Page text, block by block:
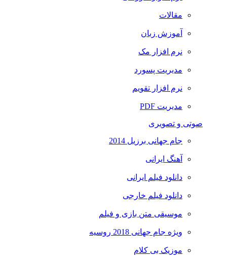
مقالات
آموزش زبان
نرم افزار مک
مدیریت پسورد
نرم افزار تقویم
مدیریت PDF
صوتی و تصویری
جام جهانی برزیل 2014
آهنگ ایرانی
دانلود فیلم ایرانی
دانلود فیلم خارجی
موسیقی متن بازی و فیلم
ویژه جام جهانی 2018 روسیه
موزیک بی کلام